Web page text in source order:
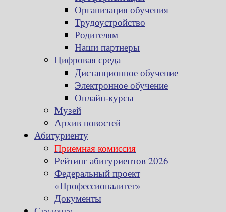
Организация обучения
Трудоустройство
Родителям
Наши партнеры
Цифровая среда
Дистанционное обучение
Электронное обучение
Онлайн-курсы
Музей
Архив новостей
Абитуриенту
Приемная комиссия
Рейтинг абитуриентов 2026
Федеральный проект
«Профессионалитет»
Документы